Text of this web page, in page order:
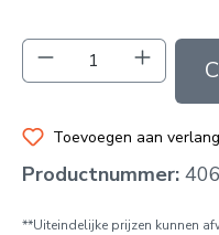
Toevoegen aan
Productnummer:
**Uiteindelijke prijzen kunnen